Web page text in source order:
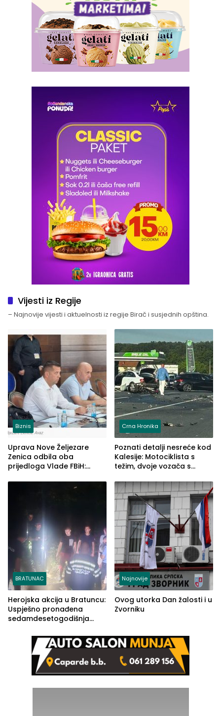
Vijesti iz Regije
– Najnovije vijesti i aktuelnosti iz regije Birač i susjednih opština.
Biznis
Uprava Nove Željezare
Zenica odbila oba
prijedloga Vlade FBiH:
rješenje
Crna Hronika
Poznati detalji nesreće kod
Kalesije: Motociklista s
težim, dvoje vozača s
BRATUNAC
Herojska akcija u Bratuncu:
Uspješno pronađena
sedamdesetogodišnja
Kravice.
Najnovije
Ovog utorka Dan žalosti i u
Zvorniku